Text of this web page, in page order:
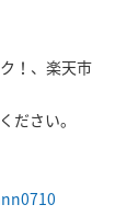
！、楽天市
ださい。